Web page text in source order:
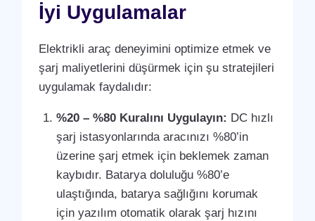
İyi Uygulamalar
Elektrikli araç deneyimini optimize etmek ve
şarj maliyetlerini düşürmek için şu stratejileri
uygulamak faydalıdır:
%20 – %80 Kuralını Uygulayın: DC hızlı
şarj istasyonlarında aracınızı %80’in
üzerine şarj etmek için beklemek zaman
kaybıdır. Batarya doluluğu %80’e
ulaştığında, batarya sağlığını korumak
için yazılım otomatik olarak şarj hızını